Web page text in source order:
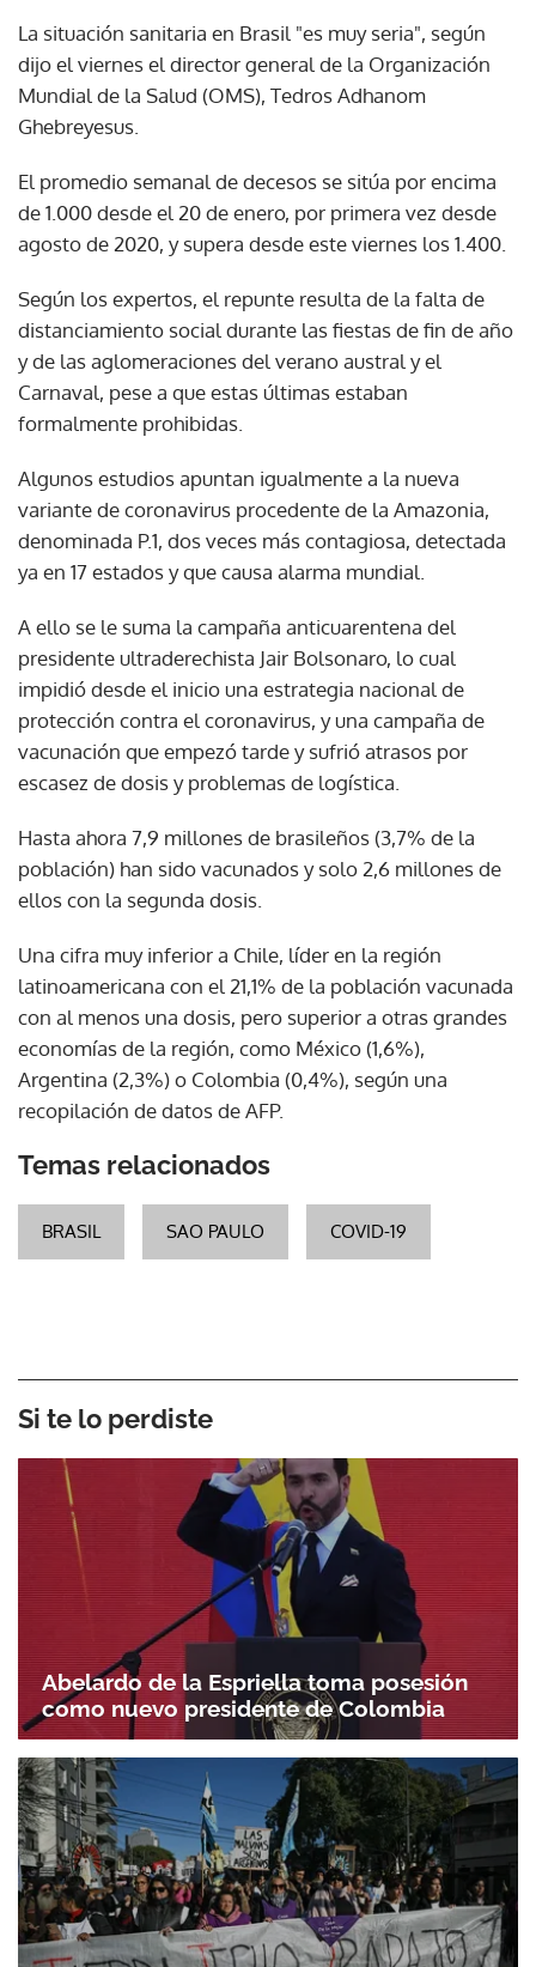
La situación sanitaria en Brasil "es muy seria", según
dijo el viernes el director general de la Organización
Mundial de la Salud (OMS), Tedros Adhanom
Ghebreyesus.
El promedio semanal de decesos se sitúa por encima
de 1.000 desde el 20 de enero, por primera vez desde
agosto de 2020, y supera desde este viernes los 1.400.
Según los expertos, el repunte resulta de la falta de
distanciamiento social durante las fiestas de fin de año
y de las aglomeraciones del verano austral y el
Carnaval, pese a que estas últimas estaban
formalmente prohibidas.
Algunos estudios apuntan igualmente a la nueva
variante de coronavirus procedente de la Amazonia,
denominada P.1, dos veces más contagiosa, detectada
ya en 17 estados y que causa alarma mundial.
A ello se le suma la campaña anticuarentena del
presidente ultraderechista Jair Bolsonaro, lo cual
impidió desde el inicio una estrategia nacional de
protección contra el coronavirus, y una campaña de
vacunación que empezó tarde y sufrió atrasos por
escasez de dosis y problemas de logística.
Hasta ahora 7,9 millones de brasileños (3,7% de la
población) han sido vacunados y solo 2,6 millones de
ellos con la segunda dosis.
Una cifra muy inferior a Chile, líder en la región
latinoamericana con el 21,1% de la población vacunada
con al menos una dosis, pero superior a otras grandes
economías de la región, como México (1,6%),
Argentina (2,3%) o Colombia (0,4%), según una
recopilación de datos de AFP.
Temas relacionados
BRASIL SAO PAULO COVID-19
Si te lo perdiste
Abelardo de la Espriella toma posesión
como nuevo presidente de Colombia